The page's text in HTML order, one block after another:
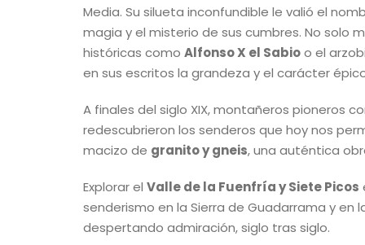
Media. Su silueta inconfundible le valió el
magia y el misterio de sus cumbres. No solo
históricas como Alfonso X el Sabioo el
en sus escritos la grandeza y el carácter
A finales del siglo XIX, montañeros pioneros
redescubrieron los senderos que hoy nos
macizo de granito y gneis, una auténtica
Explorar el Valle de la Fuenfría y Siete Picos
senderismo en la Sierra de Guadarrama y
despertando admiración, siglo tras siglo.